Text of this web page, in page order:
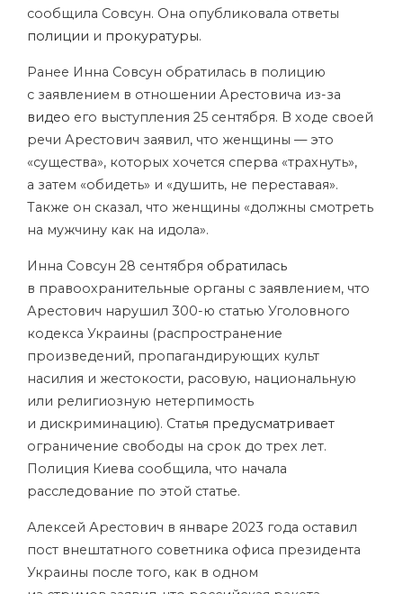
сообщила Совсун. Она опубликовала ответы
полиции и прокуратуры.
Ранее Инна Совсун обратилась в полицию
с заявлением в отношении Арестовича из-за
видео его выступления 25 сентября. В ходе своей
речи Арестович заявил, что женщины — это
«существа», которых хочется сперва «трахнуть»,
а затем «обидеть» и «душить, не переставая».
Также он сказал, что женщины «должны смотреть
на мужчину как на идола».
Инна Совсун 28 сентября обратилась
в правоохранительные органы с заявлением, что
Арестович нарушил 300-ю статью Уголовного
кодекса Украины (распространение
произведений, пропагандирующих культ
насилия и жестокости, расовую, национальную
или религиозную нетерпимость
и дискриминацию). Статья предусматривает
ограничение свободы на срок до трех лет.
Полиция Киева сообщила, что начала
расследование по этой статье.
Алексей Арестович в январе 2023 года оставил
пост внештатного советника офиса президента
Украины после того, как в одном